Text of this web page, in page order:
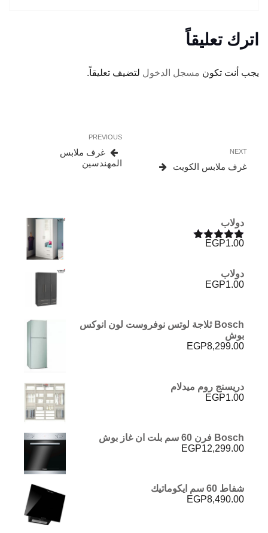
اترك تعليقاً
يجب أنت تكون مسجل الدخول لتضيف تعليقاً.
المقالات
Previous
Post
PREVIOUS
غرف ملابس
المهندسين
Next
Post
NEXT
غرف ملابس الكويت
دولاب
تم التقييم
EGP1.00
دولاب
EGP1.00
Bosch ثلاجة لوتس نوفروست لون انوكس
بوش
EGP8,299.00
دريسنج روم ميدلام
EGP1.00
Bosch فرن 60 سم بلت ان غاز بوش
EGP12,299.00
شفاط 60 سم ايكوماتيك
EGP8,490.00